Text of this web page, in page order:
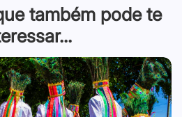
também pode te